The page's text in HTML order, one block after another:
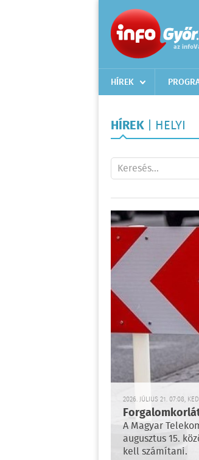
HÍREK
HÍREK | HELYI
2026. JÚLIUS 21. 07:08,
A Magyar
augusztus 15.
kell számítani.